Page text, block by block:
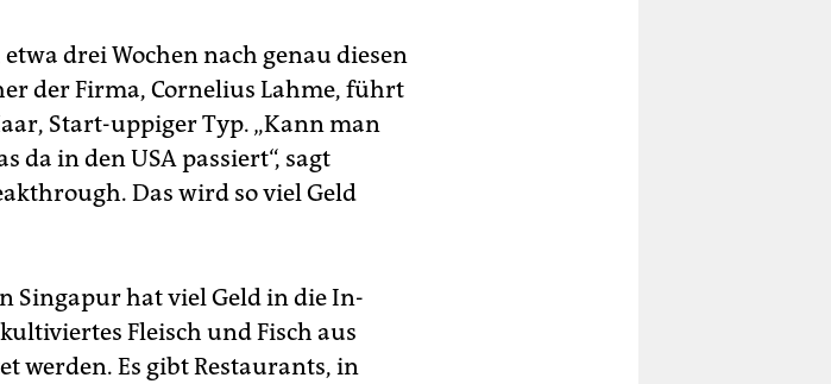
drei Wochen nach genau diesen
der Firma, Cornelius Lahme, führt
Start-uppiger Typ. „Kann man
da in den USA passiert“, sagt
Das wird so viel Geld
Singapur hat viel Geld in die In-
Fleisch und Fisch aus
werden. Es gibt Restaurants, in